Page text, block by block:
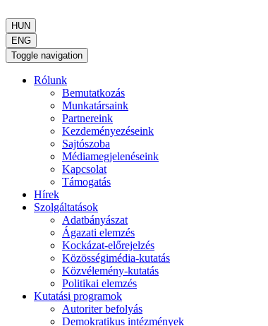
HUN
ENG
Toggle navigation
Rólunk
Bemutatkozás
Munkatársaink
Partnereink
Kezdeményezéseink
Sajtószoba
Médiamegjelenéseink
Kapcsolat
Támogatás
Hírek
Szolgáltatások
Adatbányászat
Ágazati elemzés
Kockázat-előrejelzés
Közösségimédia-kutatás
Közvélemény-kutatás
Politikai elemzés
Kutatási programok
Autoriter befolyás
Demokratikus intézmények